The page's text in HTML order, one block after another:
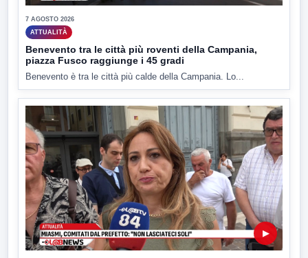
7 AGOSTO 2026
ATTUALITÀ
Benevento tra le città più roventi della Campania,
piazza Fusco raggiunge i 45 gradi
Benevento è tra le città più calde della Campania. Lo...
▶